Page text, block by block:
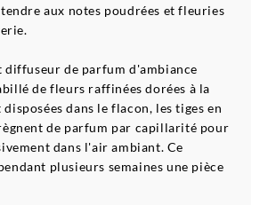
aux notes poudrées et fleuries
diffuseur de parfum d'ambiance
de fleurs raffinées dorées à la
dans le flacon, les tiges en
de parfum par capillarité pour
dans l'air ambiant. Ce
plusieurs semaines une pièce